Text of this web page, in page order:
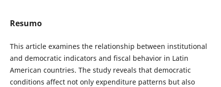
Resumo
This article examines the relationship between institutional
and democratic indicators and fiscal behavior in Latin
American countries. The study reveals that democratic
conditions affect not only expenditure patterns but also